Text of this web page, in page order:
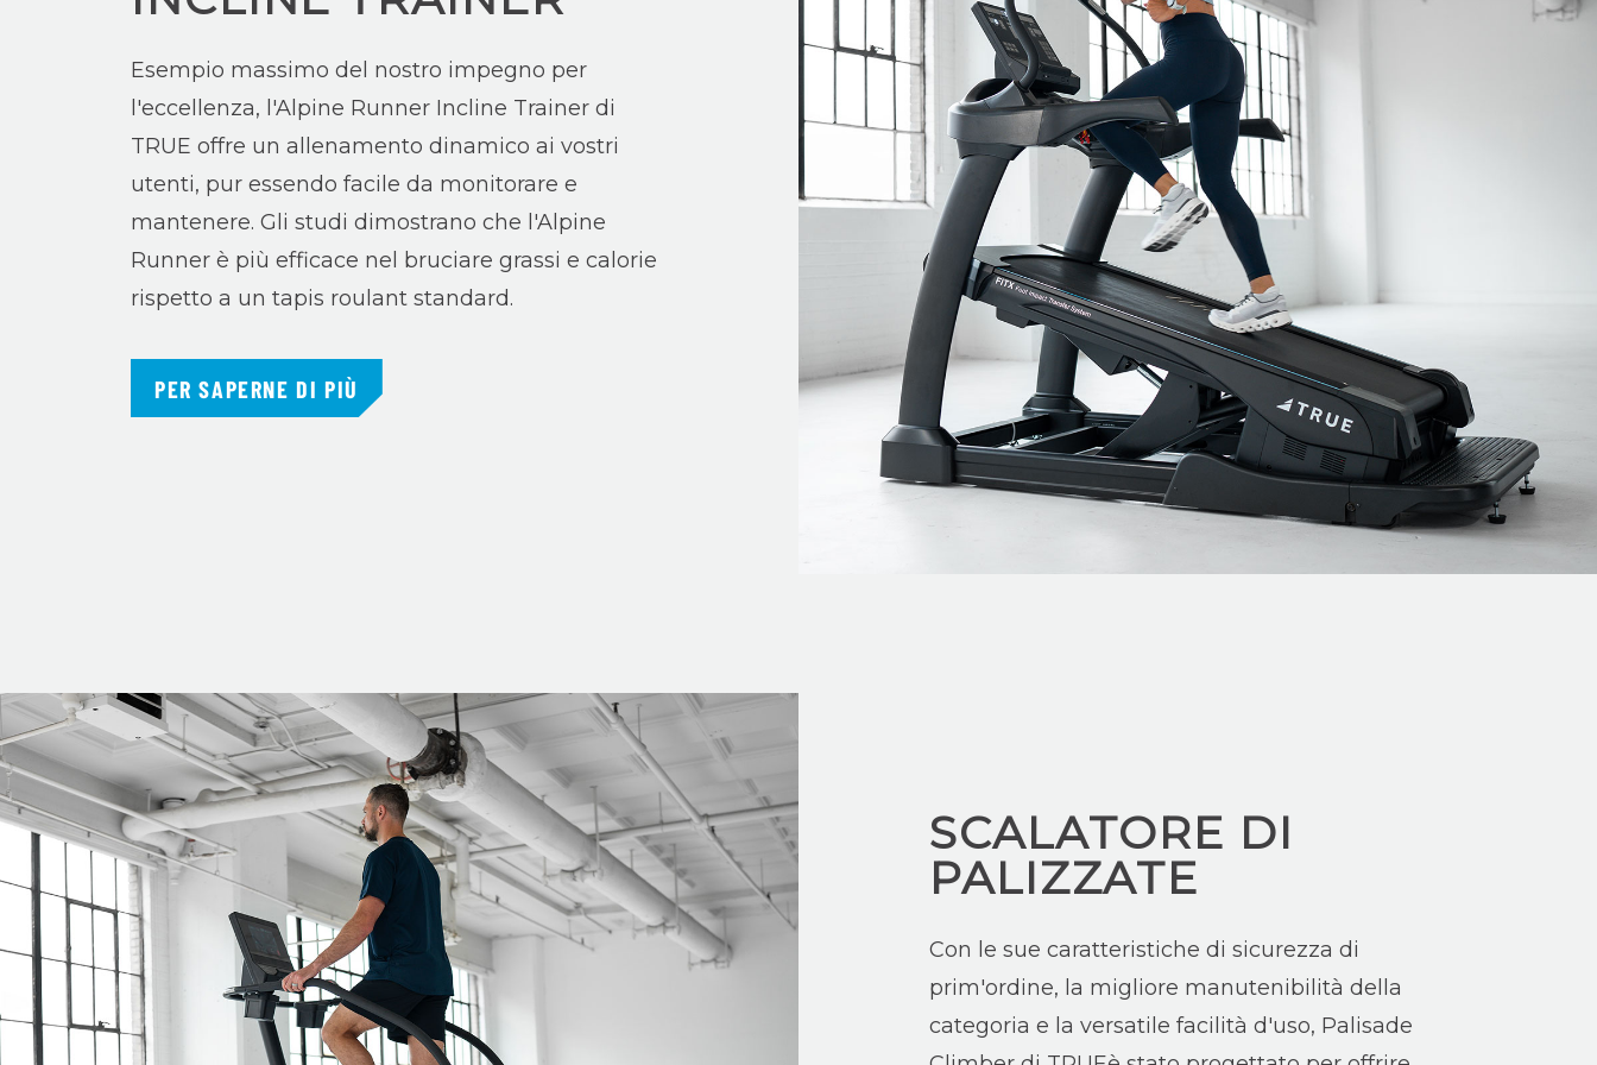
Esempio massimo del nostro impegno per
l'eccellenza, l'Alpine Runner Incline Trainer di
TRUE offre un allenamento dinamico ai vostri
utenti, pur essendo facile da monitorare e
mantenere. Gli studi dimostrano che l'Alpine
Runner è più efficace nel bruciare grassi e calorie
rispetto a un tapis roulant standard.
PER SAPERNE DI PIÙ
SCALATORE DI
PALIZZATE
Con le sue caratteristiche di sicurezza di
prim'ordine, la migliore manutenibilità della
categoria e la versatile facilità d'uso, Palisade